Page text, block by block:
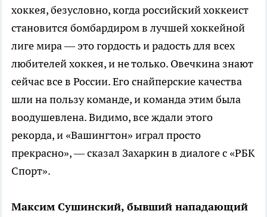
хоккея, безусловно, когда российский хоккеист
становится бомбардиром в лучшей хоккейной
лиге мира — это гордость и радость для всех
любителей хоккея, и не только. Овечкина знают
сейчас вcе в России. Его снайперские качества
шли на пользу команде, и команда этим была
воодушевлена. Видимо, все ждали этого
рекорда, и «Вашингтон» играл просто
прекрасно», — сказал Захаркин в диалоге с «РБК
Спорт».
Максим Сушинский, бывший нападающий